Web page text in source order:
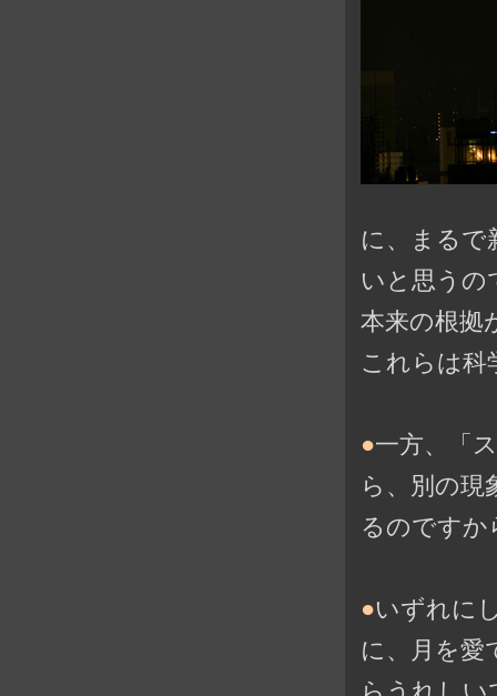
に、まるで
いと思うの
本来の根拠
これらは科
●一方、「
ら、別の
るのですか
●いずれに
に、月を愛